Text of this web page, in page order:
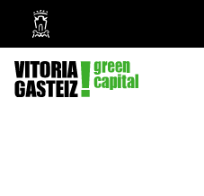
Vitoria-
Gasteizko
Udala